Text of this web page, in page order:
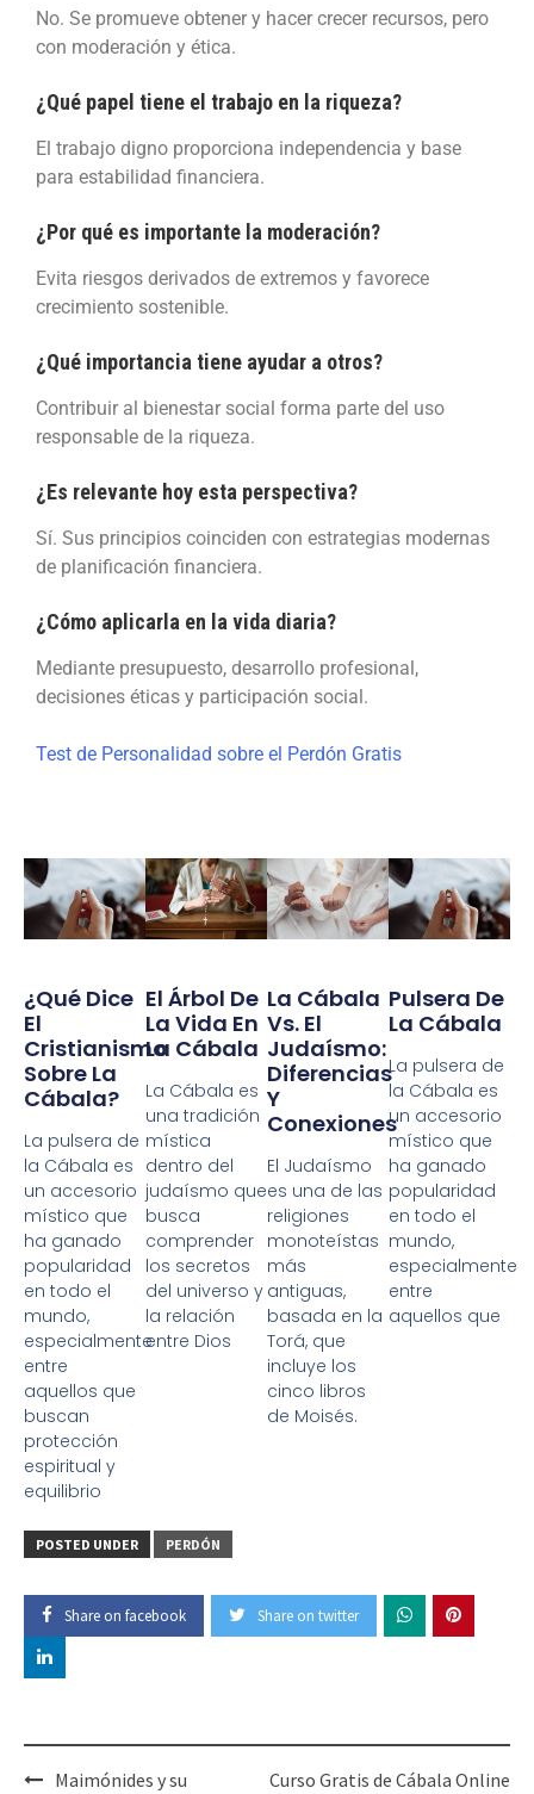
No. Se promueve obtener y hacer crecer recursos, pero
con moderación y ética.
¿Qué papel tiene el trabajo en la riqueza?
El trabajo digno proporciona independencia y base
para estabilidad financiera.
¿Por qué es importante la moderación?
Evita riesgos derivados de extremos y favorece
crecimiento sostenible.
¿Qué importancia tiene ayudar a otros?
Contribuir al bienestar social forma parte del uso
responsable de la riqueza.
¿Es relevante hoy esta perspectiva?
Sí. Sus principios coinciden con estrategias modernas
de planificación financiera.
¿Cómo aplicarla en la vida diaria?
Mediante presupuesto, desarrollo profesional,
decisiones éticas y participación social.
Test de Personalidad sobre el Perdón Gratis
¿Qué Dice
El
Cristianismo
Sobre La
Cábala?
La pulsera de
la Cábala es
un accesorio
místico que
ha ganado
popularidad
en todo el
mundo,
especialmente
entre
aquellos que
buscan
protección
espiritual y
equilibrio
El Árbol De
La Vida En
La Cábala
La Cábala es
una tradición
mística
dentro del
judaísmo que
busca
comprender
los secretos
del universo y
la relación
entre Dios
La Cábala
Vs. El
Judaísmo:
Diferencias
Y
Conexiones
El Judaísmo
es una de las
religiones
monoteístas
más
antiguas,
basada en la
Torá, que
incluye los
cinco libros
de Moisés.
Pulsera De
La Cábala
La pulsera de
la Cábala es
un accesorio
místico que
ha ganado
popularidad
en todo el
mundo,
especialmente
entre
aquellos que
POSTED UNDER PERDÓN
Share on facebook Share on twitter
Maimónides y su
Curso Gratis de Cábala Online